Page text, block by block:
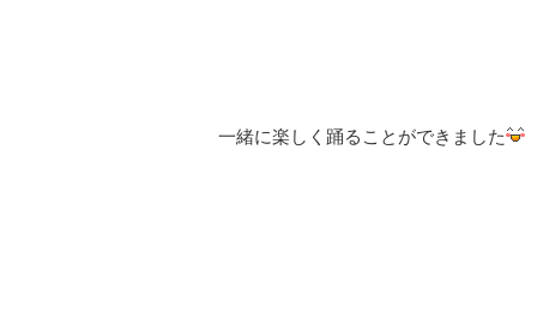
一緒に楽しく踊ることができました